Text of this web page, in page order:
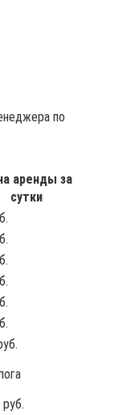
по
аренды за
сутки